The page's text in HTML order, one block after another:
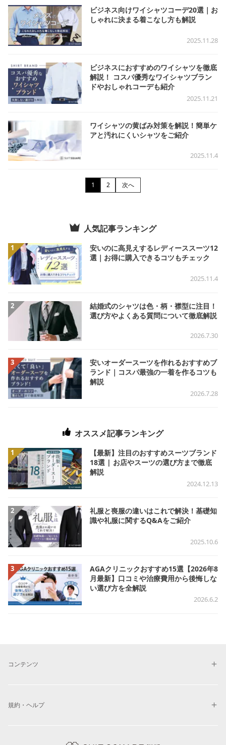
ビジネス向けワイシャツコーデ20選｜お
しゃれに決まる着こなし方も解説
2025.11.28
ビジネスにおすすめのワイシャツを徹底
解説！ コスパ優秀なワイシャツブラン
ドやおしゃれコーデも紹介
2025.11.21
ワイシャツの黄ばみ対策を解説！簡単ケ
アと汚れにくいシャツをご紹介
2025.11.4
1 2 次へ
人気記事ランキング
1
安いのに高見えするレディーススーツ12
選｜お得に購入できるコツもチェック
2025.11.4
2
結婚式のシャツは色・柄・襟型に注目！
選び方やよくある質問について徹底解説
2026.7.30
3
安いオーダースーツを作れるおすすめブ
ランド｜コスパ最強の一着を作るコツも
解説
2026.7.28
オススメ記事ランキング
1
【最新】注目のおすすめスーツブランド
18選 | お店やスーツの選び方まで徹底
解説
2024.12.13
2
礼服と喪服の違いはこれで解決！基礎知
識や礼服に関するQ&Aをご紹介
2025.10.6
3
AGAクリニックおすすめ15選【2026年8
月最新】口コミや治療費用から後悔しな
い選び方を全解説
2026.6.2
コンテンツ
規約・ヘルプ
プライバシーポリシー